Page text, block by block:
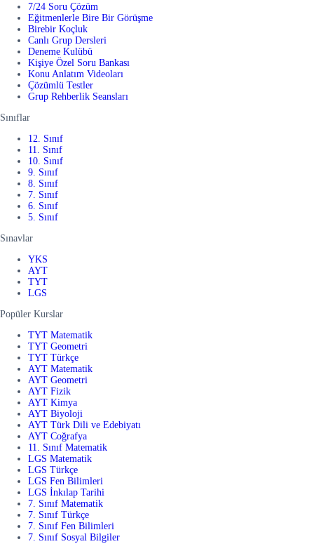
7/24 Soru Çözüm
Eğitmenlerle Bire Bir Görüşme
Birebir Koçluk
Canlı Grup Dersleri
Deneme Kulübü
Kişiye Özel Soru Bankası
Konu Anlatım Videoları
Çözümlü Testler
Grup Rehberlik Seansları
Sınıflar
12. Sınıf
11. Sınıf
10. Sınıf
9. Sınıf
8. Sınıf
7. Sınıf
6. Sınıf
5. Sınıf
Sınavlar
YKS
AYT
TYT
LGS
Popüler Kurslar
TYT Matematik
TYT Geometri
TYT Türkçe
AYT Matematik
AYT Geometri
AYT Fizik
AYT Kimya
AYT Biyoloji
AYT Türk Dili ve Edebiyatı
AYT Coğrafya
11. Sınıf Matematik
LGS Matematik
LGS Türkçe
LGS Fen Bilimleri
LGS İnkılap Tarihi
7. Sınıf Matematik
7. Sınıf Türkçe
7. Sınıf Fen Bilimleri
7. Sınıf Sosyal Bilgiler